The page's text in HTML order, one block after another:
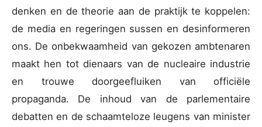
denken en de theorie aan de praktijk te koppelen:
de media en regeringen sussen en desinformeren
ons. De onbekwaamheid van gekozen ambtenaren
maakt hen tot dienaars van de nucleaire industrie
en trouwe doorgeefluiken van officiële
propaganda. De inhoud van de parlementaire
debatten en de schaamteloze leugens van minister